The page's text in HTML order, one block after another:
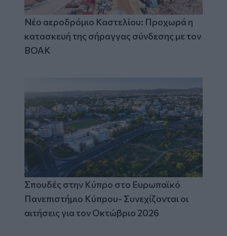
Νέο αεροδρόμιο Καστελίου: Προχωρά η
κατασκευή της σήραγγας σύνδεσης με τον
ΒΟΑΚ
Σπουδές στην Κύπρο στο Ευρωπαϊκό
Πανεπιστήμιο Κύπρου- Συνεχίζονται οι
αιτήσεις για τον Οκτώβριο 2026